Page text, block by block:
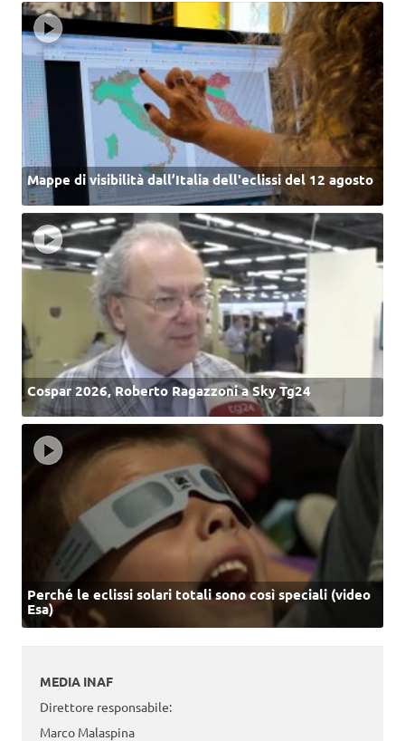
Mappe di visibilità dall’Italia dell'eclissi del 12 agosto
Cospar 2026, Roberto Ragazzoni a Sky Tg24
Perché le eclissi solari totali sono così speciali (video
Esa)
MEDIA INAF
Direttore responsabile:
Marco Malaspina